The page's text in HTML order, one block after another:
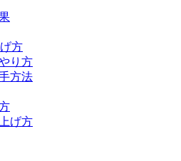
方
り方
方法
げ方